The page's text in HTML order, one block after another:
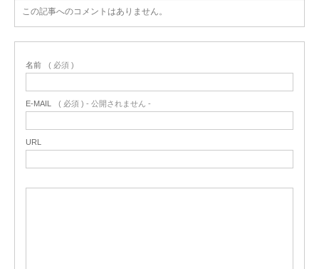
この記事へのコメントはありません。
名前 ( 必須 )
E-MAIL ( 必須 ) - 公開されません -
URL